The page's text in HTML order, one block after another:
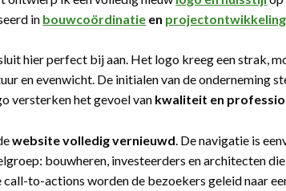
in bouwcoördinatie en
hier perfect bij aan. Het logo kreeg een strak,
en evenwicht. De initialen van de onderneming
versterken het gevoel van kwaliteit en
website volledig vernieuwd. De navigatie is
bouwheren, investeerders en architecten
to-actions worden de bezoekers geleid naar